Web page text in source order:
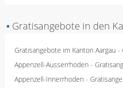
▪ Gratisangebote in den
Gratisangebote im Kanton Aargau -
Appenzell-Ausserrhoden -
Appenzell-Innerrhoden -